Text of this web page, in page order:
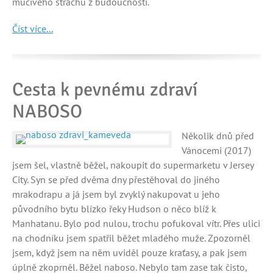
Číst více...
Cesta k pevnému zdraví
NABOSO
Několik dnů před
Vánocemi (2017)
jsem šel, vlastně běžel, nakoupit do supermarketu v Jersey
City. Syn se před dvěma dny přestěhoval do jiného
mrakodrapu a já jsem byl zvyklý nakupovat u jeho
původního bytu blízko řeky Hudson o něco blíž k
Manhatanu. Bylo pod nulou, trochu pofukoval vítr. Přes ulici
na chodníku jsem spatřil běžet mladého muže. Zpozorněl
jsem, když jsem na něm uviděl pouze kraťasy, a pak jsem
úplně zkoprněl. Běžel naboso. Nebylo tam zase tak čisto,